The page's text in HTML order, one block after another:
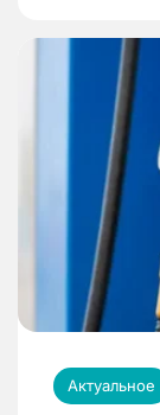
Актуальное